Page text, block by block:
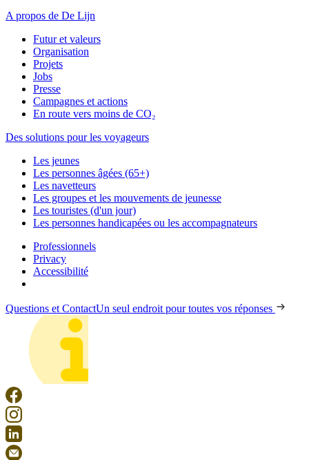
A propos de De Lijn
Futur et valeurs
Organisation
Projets
Jobs
Presse
Campagnes et actions
En route vers moins de CO₂
Des solutions pour les voyageurs
Les jeunes
Les personnes âgées (65+)
Les navetteurs
Les groupes et les mouvements de jeunesse
Les touristes (d'un jour)
Les personnes handicapées ou les accompagnateurs
Professionnels
Privacy
Accessibilité
Questions et ContactUn seul endroit pour toutes vos réponses